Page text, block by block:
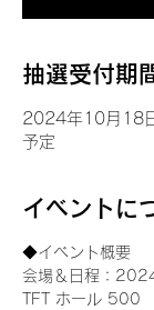
抽選受付期
2024年10月18
予定
イベントに
◆イベント概要
会場＆日程：
TFT ホール 500